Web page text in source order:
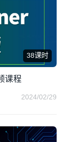
38课时
课程
2024/02/29